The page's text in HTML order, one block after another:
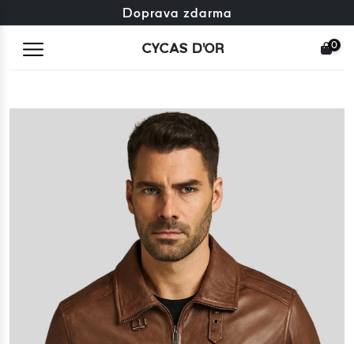
Zdarma výměna + zdarma vrácení
Doprava zdarma
CYCAS D'OR 0